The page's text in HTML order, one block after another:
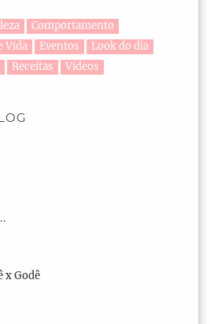
Comportamento
Vida Eventos
Look do dia
Receitas Vídeos
x Godê